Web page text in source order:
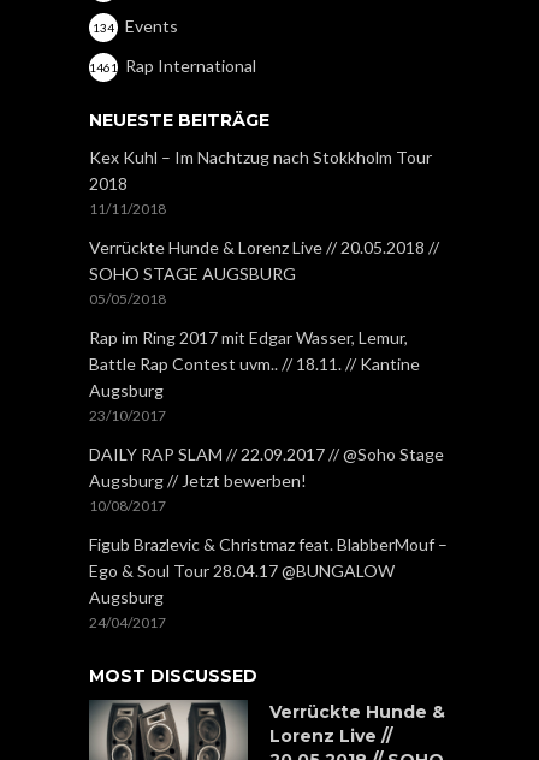
Events
134
Rap International
1461
NEUESTE BEITRÄGE
Kex Kuhl – Im Nachtzug nach Stokkholm Tour
2018
11/11/2018
Verrückte Hunde & Lorenz Live // 20.05.2018 //
SOHO STAGE AUGSBURG
05/05/2018
Rap im Ring 2017 mit Edgar Wasser, Lemur,
Battle Rap Contest uvm.. // 18.11. // Kantine
Augsburg
23/10/2017
DAILY RAP SLAM // 22.09.2017 // @Soho Stage
Augsburg // Jetzt bewerben!
10/08/2017
Figub Brazlevic & Christmaz feat. BlabberMouf –
Ego & Soul Tour 28.04.17 @BUNGALOW
Augsburg
24/04/2017
MOST DISCUSSED
Verrückte Hunde &
Lorenz Live //